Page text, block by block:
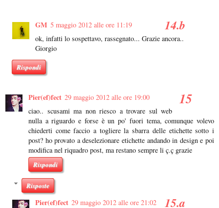
GM 5 maggio 2012 alle ore 11:19
ok, infatti lo sospettavo, rassegnato... Grazie ancora..
Giorgio
Rispondi
Pier(ef)fect 29 maggio 2012 alle ore 19:00
ciao.. scusami ma non riesco a trovare sul web
nulla a riguardo e forse è un po' fuori tema, comunque volevo
chiederti come faccio a togliere la sbarra delle etichette sotto i
post? ho provato a deselezionare etichette andando in design e poi
modifica nel riquadro post, ma restano sempre li ç.ç grazie
Rispondi
Risposte
Pier(ef)fect 29 maggio 2012 alle ore 21:02